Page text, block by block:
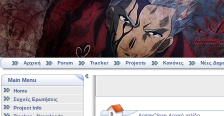
Αρχική Forum Tracker Projects Κανόνες Νέες
Main Menu
Home
Συχνές Ερωτήσεις
Project Info